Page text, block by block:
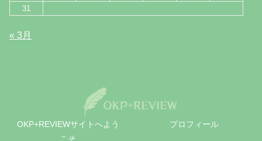
31
« 3月
OKP+REVIEWサイトへよう
こそ
プロフィール